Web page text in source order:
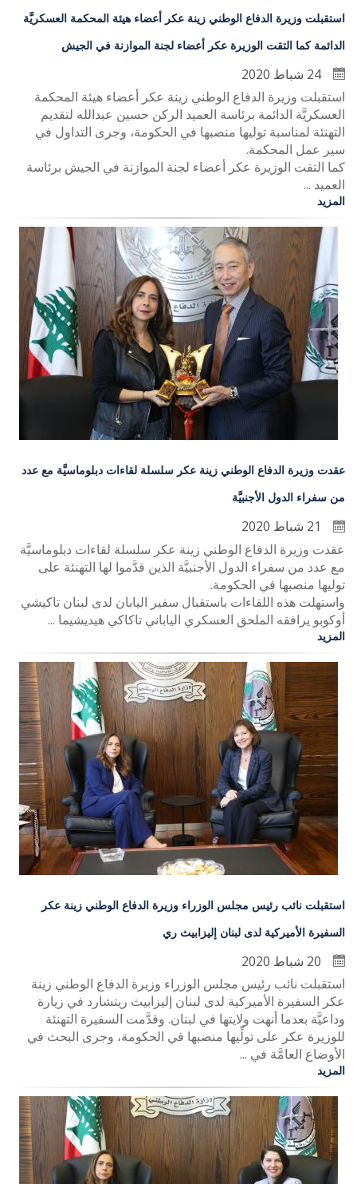
استقبلت وزيرة الدفاع الوطني زينة عكر أعضاء هيئة المحكمة العسكريَّة
الدائمة كما التقت الوزيرة عكر أعضاء لجنة الموازنة في الجيش
استقبلت وزيرة الدفاع الوطني زينة عكر أعضاء هيئة المحكمة
العسكريَّة الدائمة برئاسة العميد الركن حسين عبدالله لتقديم
التهنئة لمناسبة توليها منصبها في الحكومة، وجرى التداول في
سير عمل المحكمة.
كما التقت الوزيرة عكر أعضاء لجنة الموازنة في الجيش برئاسة
العميد ...
المزيد
عقدت وزيرة الدفاع الوطني زينة عكر سلسلة لقاءات دبلوماسيَّة مع عدد
من سفراء الدول الأجنبيَّة
عقدت وزيرة الدفاع الوطني زينة عكر سلسلة لقاءات دبلوماسيَّة
مع عدد من سفراء الدول الأجنبيَّة الذين قدَّموا لها التهنئة على
توليها منصبها في الحكومة.
واستهلت هذه اللقاءات باستقبال سفير اليابان لدى لبنان تاكيشي
أوكوبو يرافقه الملحق العسكري الياباني تاكاكي هيديشيما ...
المزيد
استقبلت نائب رئيس مجلس الوزراء وزيرة الدفاع الوطني زينة عكر
السفيرة الأميركية لدى لبنان إليزابيث ري
استقبلت نائب رئيس مجلس الوزراء وزيرة الدفاع الوطني زينة
عكر السفيرة الأميركية لدى لبنان إليزابيث ريتشارد في زيارة
وداعيَّة بعدما أنهت ولايتها في لبنان. وقدَّمت السفيرة التهنئة
للوزيرة عكر على تولِّيها منصبها في الحكومة، وجرى البحث في
الأوضاع العامَّة في ...
المزيد